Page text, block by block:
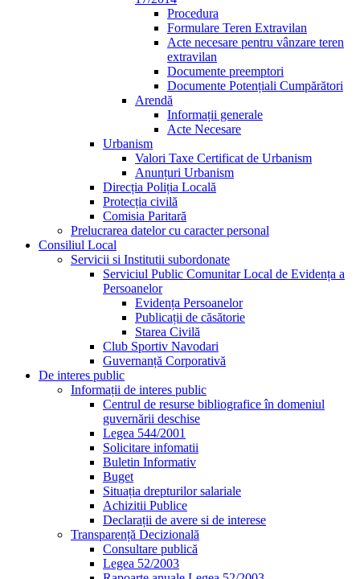
Procedura
Formulare Teren Extravilan
Acte necesare pentru vânzare teren
extravilan
Documente preemptori
Documente Potențiali Cumpărători
Arendă
Informații generale
Acte Necesare
Urbanism
Valori Taxe Certificat de Urbanism
Anunțuri Urbanism
Direcția Poliția Locală
Protecția civilă
Comisia Paritară
Prelucrarea datelor cu caracter personal
Consiliul Local
Servicii si Institutii subordonate
Serviciul Public Comunitar Local de Evidența a
Persoanelor
Evidența Persoanelor
Publicații de căsătorie
Starea Civilă
Club Sportiv Navodari
Guvernanță Corporativă
De interes public
Informații de interes public
Centrul de resurse bibliografice în domeniul
guvernării deschise
Legea 544/2001
Solicitare infomatii
Buletin Informativ
Buget
Situația drepturilor salariale
Achizitii Publice
Declarații de avere si de interese
Transparență Decizională
Consultare publică
Legea 52/2003